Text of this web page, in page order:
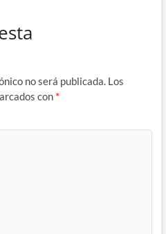
no será publicada. Los
con *